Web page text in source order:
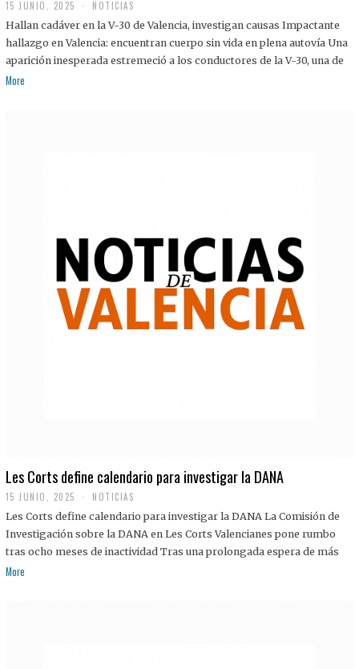
15 JUNIO, 2025 NOTICIAS
Hallan cadáver en la V-30 de Valencia, investigan causas Impactante
hallazgo en Valencia: encuentran cuerpo sin vida en plena autovía Una
aparición inesperada estremeció a los conductores de la V-30, una de
More
Les Corts define calendario para investigar la DANA
15 JUNIO, 2025 NOTICIAS
Les Corts define calendario para investigar la DANA La Comisión de
Investigación sobre la DANA en Les Corts Valencianes pone rumbo
tras ocho meses de inactividad Tras una prolongada espera de más
More